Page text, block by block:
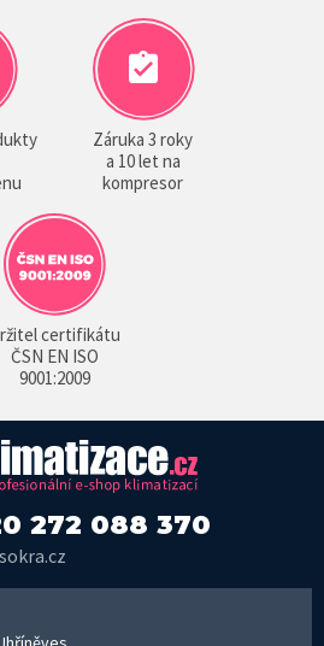
Záruka 3 roky
a 10 let na
kompresor
certifikátu
ČSN EN ISO
9001:2009
272 088 370